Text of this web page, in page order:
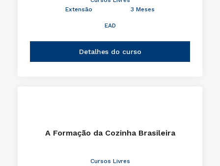
Extensão
3 Meses
EAD
Detalhes do curso
A Formação da Cozinha Brasileira
Cursos Livres